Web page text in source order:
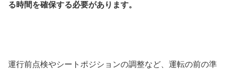
る時間を確保する必要があります。
運行前点検やシートポジションの調整など、運転の前の準